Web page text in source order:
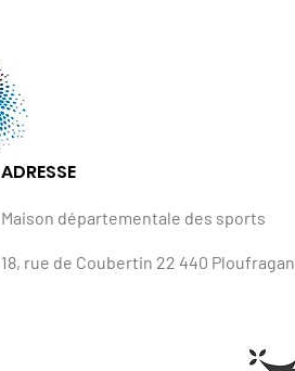
ADRESSE
Maison départementale des sports
18, rue de Coubertin 22 440 Ploufragan